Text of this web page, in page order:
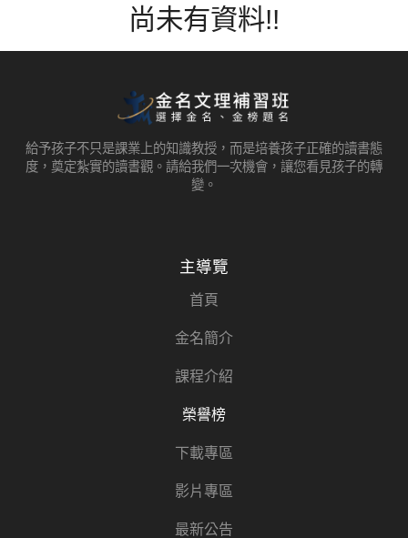
尚未有資料!!
給予孩子不只是課業上的知識教授，而是培養孩子正確的讀書態
度，奠定紮實的讀書觀。請給我們一次機會，讓您看見孩子的轉
變。
主導覽
首頁
金名簡介
課程介紹
榮譽榜
下載專區
影片專區
最新公告